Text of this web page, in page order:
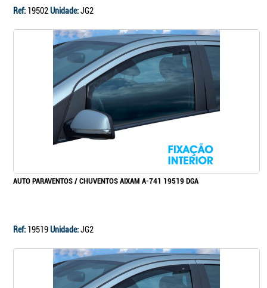
Ref: 19502Unidade:JG2
AUTO PARAVENTOS / CHUVENTOS AIXAM A-741 19519 DGA
Ref: 19519Unidade:JG2